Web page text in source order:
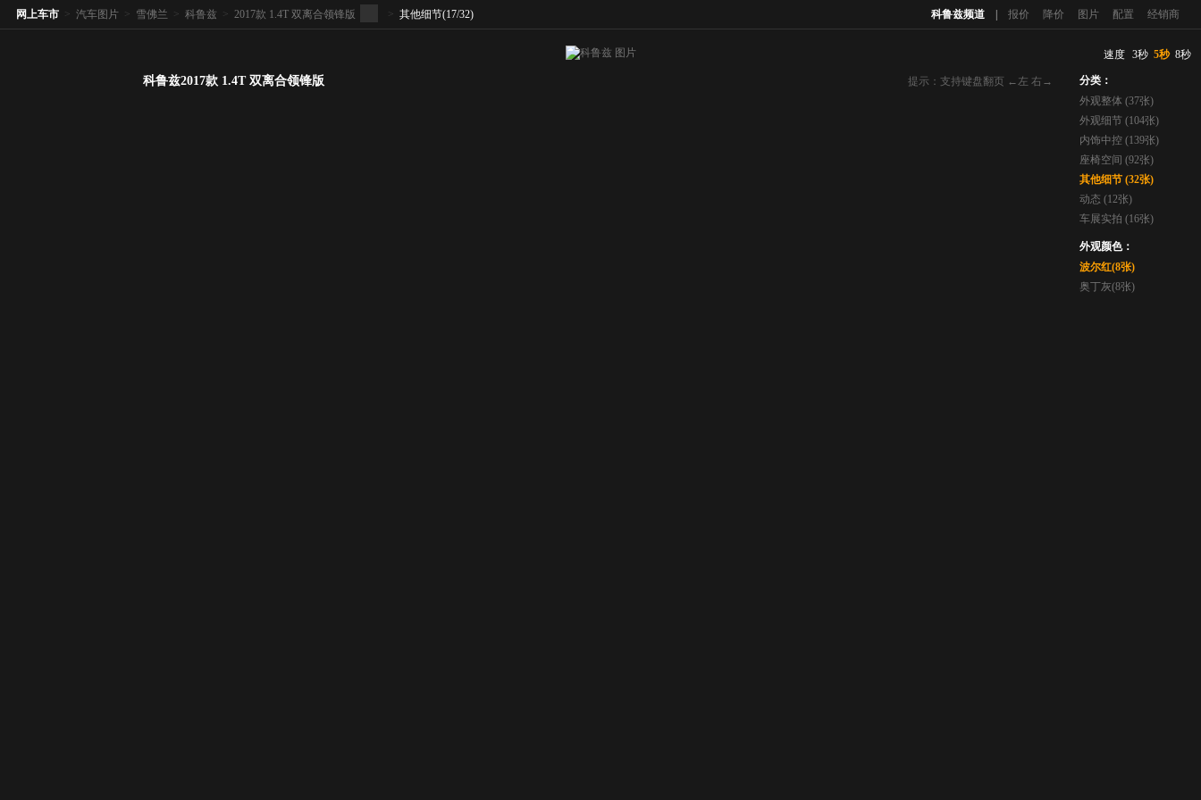
科鲁兹频道 报价 降价 图片 配置 经销商
网上车市 > 汽车图片 > 雪佛兰 > 科鲁兹 > 2017款 1.4T 双离合领锋版 > 其他细节(17/32)
提示：支持键盘翻页 ←左 右→
科鲁兹2017款 1.4T 双离合领锋版
速度 3秒 5秒 8秒
分类：
外观整体 (37张)
外观细节 (104张)
内饰中控 (139张)
座椅空间 (92张)
其他细节 (32张)
动态 (12张)
车展实拍 (16张)
外观颜色：
波尔红(8张)
奥丁灰(8张)